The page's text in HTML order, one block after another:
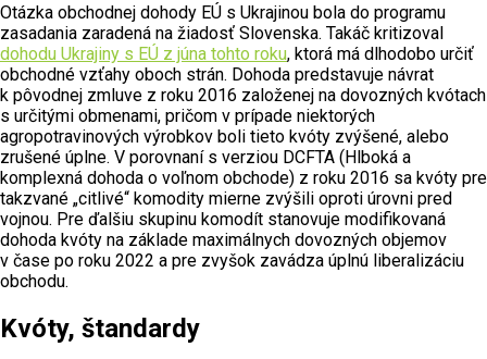
Otázka obchodnej dohody EÚ s Ukrajinou bola do programu
zasadania zaradená na žiadosť Slovenska. Takáč kritizoval
dohodu Ukrajiny s EÚ z júna tohto roku, ktorá má dlhodobo určiť
obchodné vzťahy oboch strán. Dohoda predstavuje návrat
k pôvodnej zmluve z roku 2016 založenej na dovozných kvótach
s určitými obmenami, pričom v prípade niektorých
agropotravinových výrobkov boli tieto kvóty zvýšené, alebo
zrušené úplne. V porovnaní s verziou DCFTA (Hlboká a
komplexná dohoda o voľnom obchode) z roku 2016 sa kvóty pre
takzvané „citlivé“ komodity mierne zvýšili oproti úrovni pred
vojnou. Pre ďalšiu skupinu komodít stanovuje modifikovaná
dohoda kvóty na základe maximálnych dovozných objemov
v čase po roku 2022 a pre zvyšok zavádza úplnú liberalizáciu
obchodu.
Kvóty, štandardy